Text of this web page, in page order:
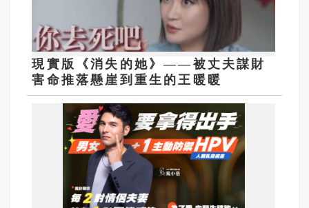
現實版《消失的她》——被丈夫謀財
害命推落懸崖到重生的王暖暖